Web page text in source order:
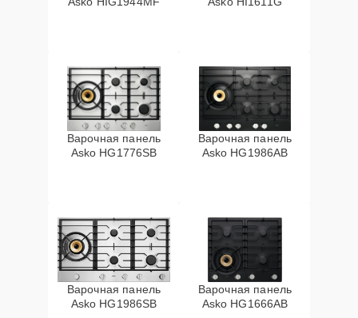
Варочная панель
Asko HG1776SB
Варочная панель
Asko HG1986AB
Варочная панель
Asko HG1986SB
Варочная панель
Asko HG1666AB